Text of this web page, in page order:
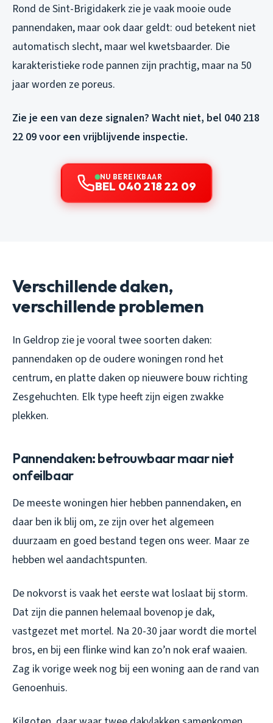
Rond de Sint-Brigidakerk zie je vaak mooie oude
pannendaken, maar ook daar geldt: oud betekent niet
automatisch slecht, maar wel kwetsbaarder. Die
karakteristieke rode pannen zijn prachtig, maar na 50
jaar worden ze poreus.
Zie je een van deze signalen? Wacht niet, bel 040 218
22 09 voor een vrijblijvende inspectie.
NU BEREIKBAAR
BEL 040 218 22 09
Verschillende daken,
verschillende problemen
In Geldrop zie je vooral twee soorten daken:
pannendaken op de oudere woningen rond het
centrum, en platte daken op nieuwere bouw richting
Zesgehuchten. Elk type heeft zijn eigen zwakke
plekken.
Pannendaken: betrouwbaar maar niet
onfeilbaar
De meeste woningen hier hebben pannendaken, en
daar ben ik blij om, ze zijn over het algemeen
duurzaam en goed bestand tegen ons weer. Maar ze
hebben wel aandachtspunten.
De nokvorst is vaak het eerste wat loslaat bij storm.
Dat zijn die pannen helemaal bovenop je dak,
vastgezet met mortel. Na 20-30 jaar wordt die mortel
bros, en bij een flinke wind kan zo’n nok eraf waaien.
Zag ik vorige week nog bij een woning aan de rand van
Genoenhuis.